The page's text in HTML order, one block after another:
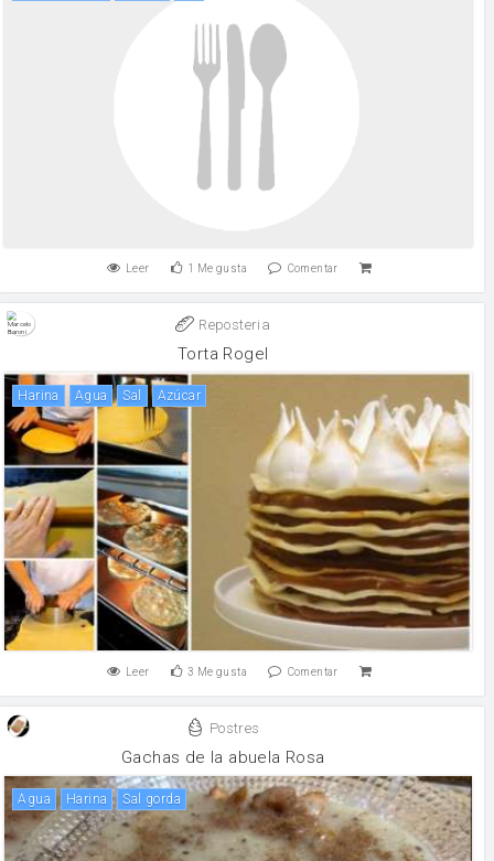
Leer 1 Me gusta Comentar
Reposteria
Torta Rogel
harina agua sal Azúcar
Leer 3 Me gusta Comentar
Postres
Gachas de la abuela Rosa
agua harina sal gorda